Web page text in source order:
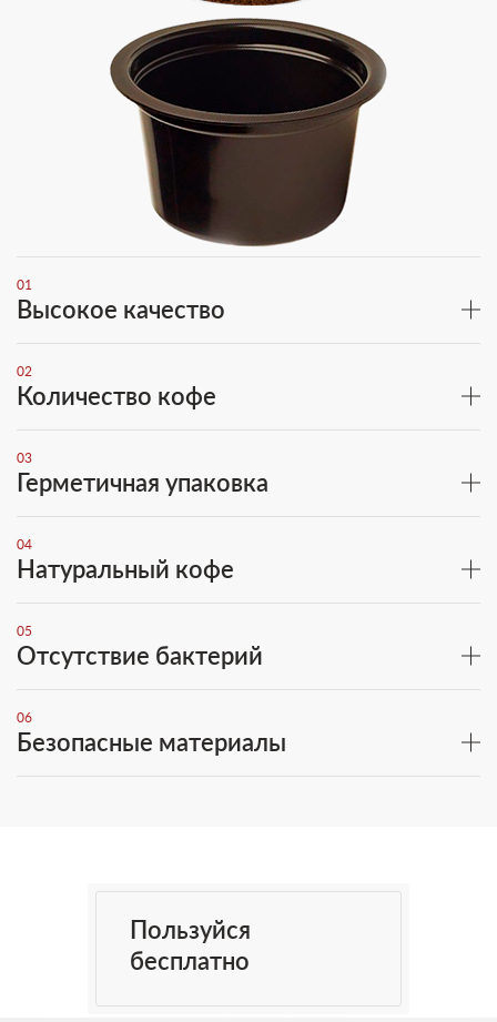
01
Высокое качество
02
Количество кофе
03
Герметичная упаковка
04
Натуральный кофе
05
Отсутствие бактерий
06
Безопасные материалы
Пользуйся
бесплатно